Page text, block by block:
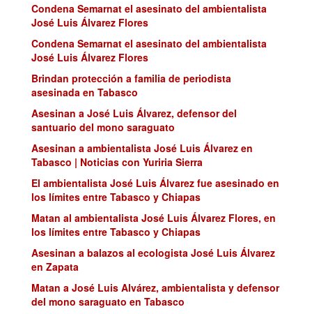
Condena Semarnat el asesinato del ambientalista
José Luis Álvarez Flores
Condena Semarnat el asesinato del ambientalista
José Luis Álvarez Flores
Brindan protección a familia de periodista
asesinada en Tabasco
Asesinan a José Luis Álvarez, defensor del
santuario del mono saraguato
Asesinan a ambientalista José Luis Álvarez en
Tabasco | Noticias con Yuriria Sierra
El ambientalista José Luis Álvarez fue asesinado en
los límites entre Tabasco y Chiapas
Matan al ambientalista José Luis Álvarez Flores, en
los límites entre Tabasco y Chiapas
Asesinan a balazos al ecologista José Luis Álvarez
en Zapata
Matan a José Luis Alvárez, ambientalista y defensor
del mono saraguato en Tabasco